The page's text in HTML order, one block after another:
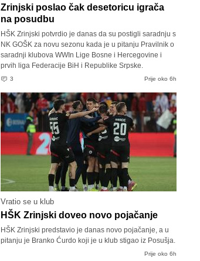
Zrinjski poslao čak desetoricu igrača
na posudbu
HŠK Zrinjski potvrdio je danas da su postigli saradnju s
NK GOŠK za novu sezonu kada je u pitanju Pravilnik o
saradnji klubova WWIn Lige Bosne i Hercegovine i
prvih liga Federacije BiH i Republike Srpske.
3 Prije oko 6h
Vratio se u klub
HŠK Zrinjski doveo novo pojačanje
HŠK Zrinjski predstavio je danas novo pojačanje, a u
pitanju je Branko Ćurdo koji je u klub stigao iz Posušja.
Prije oko 6h